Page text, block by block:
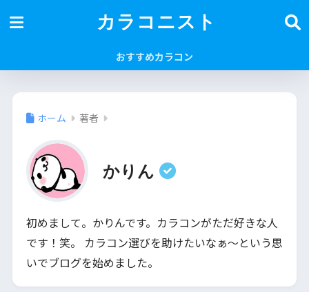
カラコニスト
おすすめカラコン
ホーム 著者
かりん
初めまして。かりんです。カラコンがただ好きな人
です！笑。 カラコン選びを助けたいなぁ～という思
いでブログを始めました。